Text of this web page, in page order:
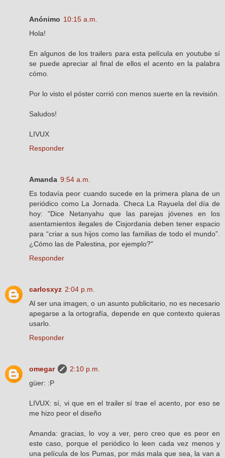
Anónimo 10:15 a.m.
Hola!
En algunos de los trailers para esta película en youtube sí
se puede apreciar al final de ellos el acento en la palabra
cómo.
Por lo visto el póster corrió con menos suerte en la revisión.
Saludos!
LIVUX
Responder
Amanda 9:54 a.m.
Es todavía peor cuando sucede en la primera plana de un
periódico como La Jornada. Checa La Rayuela del día de
hoy: "Dice Netanyahu que las parejas jóvenes en los
asentamientos ilegales de Cisjordania deben tener espacio
para “criar a sus hijos como las familias de todo el mundo”.
¿Cómo las de Palestina, por ejemplo?"
Responder
carlosxyz 2:04 p.m.
Al ser una imagen, o un asunto publicitario, no es necesario
apegarse a la ortografía, depende en que contexto quieras
usarlo.
Responder
omegar
2:10 p.m.
güer: :P
LIVUX: sí, vi que en el trailer sí trae el acento, por eso se
me hizo peor el diseño
Amanda: gracias, lo voy a ver, pero creo que es peor en
este caso, porque el periódico lo leen cada vez menos y
una película de los Pumas, por más mala que sea, la van a